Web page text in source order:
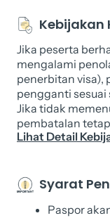
Kebijakan
Jika peserta
mengalami
penerbitan visa),
pengganti sesuai
Jika tidak
pembatalan
Lihat Detail
Syarat
Paspor